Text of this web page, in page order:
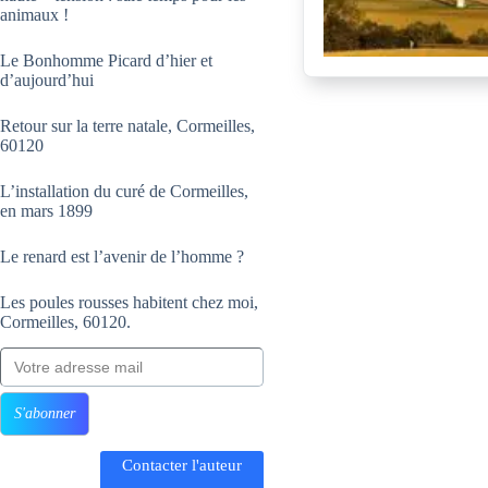
animaux !
Le Bonhomme Picard d’hier et
d’aujourd’hui
Retour sur la terre natale, Cormeilles,
60120
L’installation du curé de Cormeilles,
en mars 1899
Le renard est l’avenir de l’homme ?
Les poules rousses habitent chez moi,
Cormeilles, 60120.
Votre adresse mail
S'abonner
Contacter l'auteur